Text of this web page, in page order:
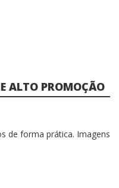
ALTO PROMOÇÃO
de forma prática. Imagens